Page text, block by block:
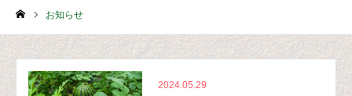
お知らせ
2024.05.29